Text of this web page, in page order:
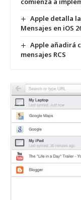
Apple detalla
Mensajes en iOS
Apple añadirá
mensajes RCS